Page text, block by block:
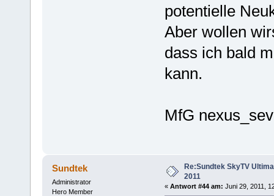
potentielle
Aber wollen
dass ich bald
kann.
MfG
Sundtek
Administrator
Hero Member
Re:Sundtek SkyTV
2011
« Antwort #44 am: Juni 29, 2011,